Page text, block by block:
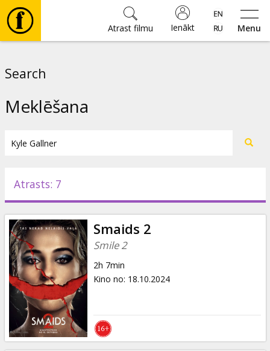
Menu
Ienākt
Atrast filmu
Pasākumi
Ziņas
Dāvanu
kartes
Uzkodas
Search
Meklēšana
Atrasts: 7
Smaids 2
Smile 2
2h 7min
Kino no: 18.10.2024